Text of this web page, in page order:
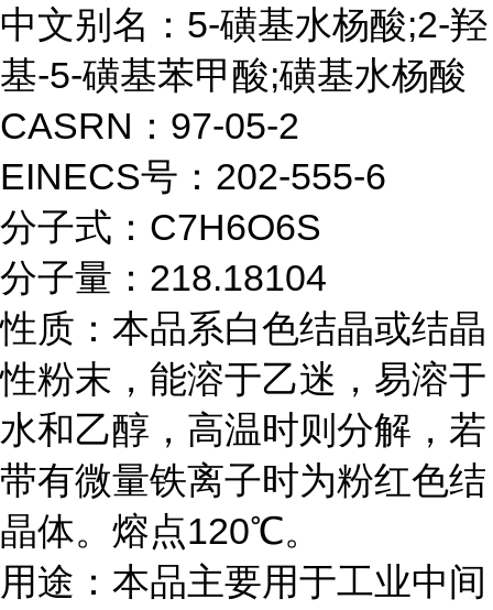
中文别名：5-磺基水杨酸;2-羟
基-5-磺基苯甲酸;磺基水杨酸
CASRN：97-05-2
EINECS号：202-555-6
分子式：C7H6O6S
分子量：218.18104
性质：本品系白色结晶或结晶
性粉末，能溶于乙迷，易溶于
水和乙醇，高温时则分解，若
带有微量铁离子时为粉红色结
晶体。熔点120℃。
用途：本品主要用于工业中间